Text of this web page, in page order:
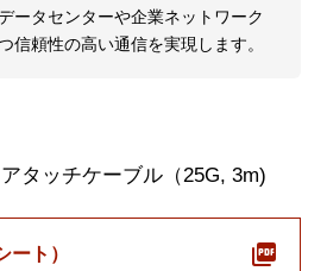
ータセンターや企業ネットワーク
信頼性の高い通信を実現します。
タッチケーブル（25G, 3m)
ート）